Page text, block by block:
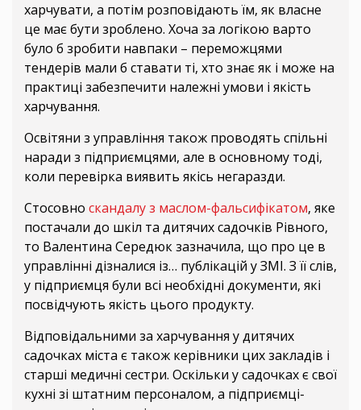
харчувати, а потім розповідають їм, як власне
це має бути зроблено. Хоча за логікою варто
було б зробити навпаки – переможцями
тендерів мали б ставати ті, хто знає як і може на
практиці забезпечити належні умови і якість
харчування.
Освітяни з управління також проводять спільні
наради з підприємцями, але в основному тоді,
коли перевірка виявить якісь негаразди.
Стосовно скандалу з маслом-фальсифікатом, яке
постачали до шкіл та дитячих садочків Рівного,
то Валентина Середюк зазначила, що про це в
управлінні дізналися із… публікацій у ЗМІ. З її слів,
у підприємця були всі необхідні документи, які
посвідчують якість цього продукту.
Відповідальними за харчування у дитячих
садочках міста є також керівники цих закладів і
старші медичні сестри. Оскільки у садочках є свої
кухні зі штатним персоналом, а підприємці-